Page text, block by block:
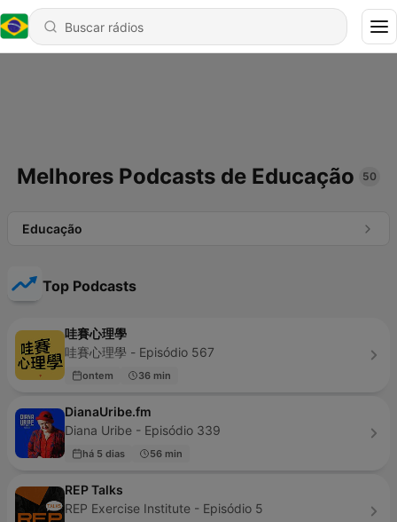
Melhores Podcasts de Educação 50
Educação
Top Podcasts
哇賽心理學
哇賽心理學 - Episódio 567
ontem 36 min
DianaUribe.fm
Diana Uribe - Episódio 339
há 5 dias 56 min
REP Talks
REP Exercise Institute - Episódio 5